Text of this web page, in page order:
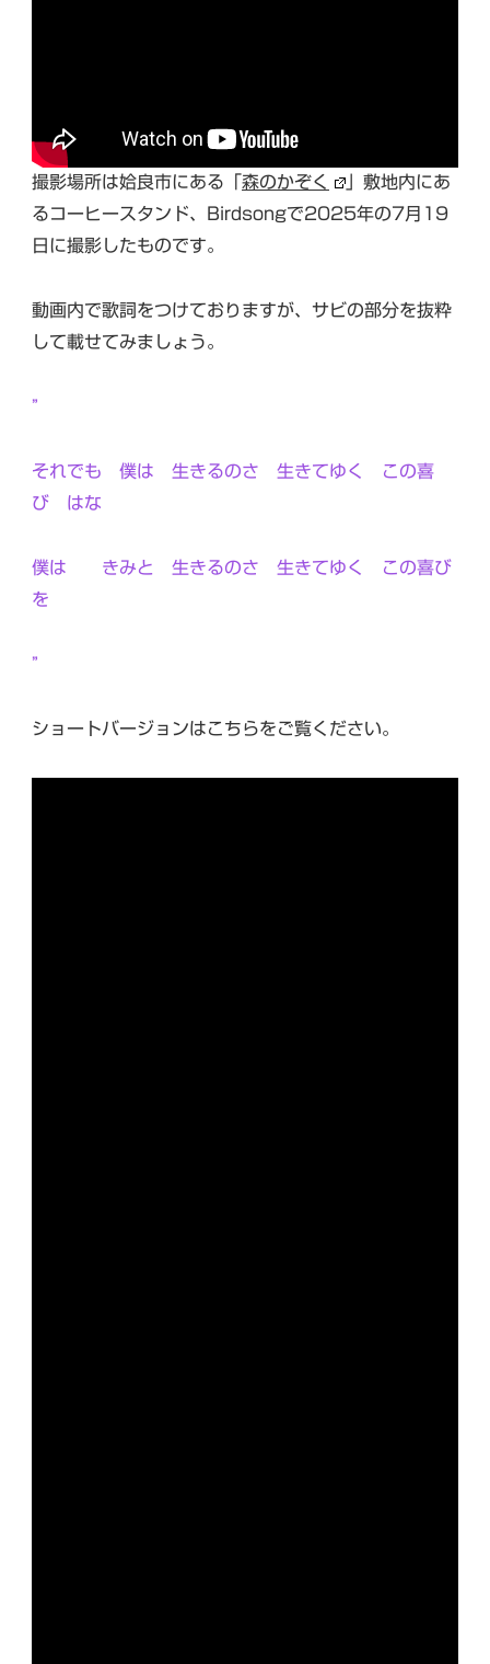
撮影場所は姶良市にある「 森のかぞく
」敷地内にあ
るコーヒースタンド、Birdsongで2025年の7月19
日に撮影したものです。
動画内で歌詞をつけておりますが、サビの部分を抜粋
して載せてみましょう。
”
それでも 僕は 生きるのさ 生きてゆく この喜
び はな
僕は きみと 生きるのさ 生きてゆく この喜び
を
”
ショートバージョンはこちらをご覧ください。